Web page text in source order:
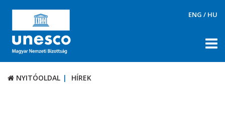
ENG / HU
NYITÓOLDAL HÍREK
NYITÓOLDAL HÍREK